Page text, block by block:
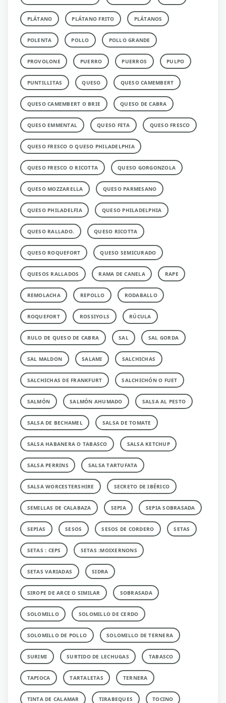
PLÁTANO PLÁTANO FRITO PLÁTANOS
POLENTA POLLO POLLO GRANDE
PROVOLONE PUERRO PUERROS PULPO
PUNTILLITAS QUESO QUESO CAMEMBERT
QUESO CAMEMBERT O BRIE QUESO DE CABRA
QUESO EMMENTAL QUESO FETA QUESO FRESCO
QUESO FRESCO O QUESO PHILADELPHIA
QUESO FRESCO O RICOTTA QUESO GORGONZOLA
QUESO MOZZARELLA QUESO PARMESANO
QUESO PHILADELFIA QUESO PHILADELPHIA
QUESO RALLADO. QUESO RICOTTA
QUESO ROQUEFORT QUESO SEMICURADO
QUESOS RALLADOS RAMA DE CANELA RAPE
REMOLACHA REPOLLO RODABALLO
ROQUEFORT ROSSIYOLS RÚCULA
RULO DE QUESO DE CABRA SAL SAL GORDA
SAL MALDON SALAMI SALCHICHAS
SALCHICHAS DE FRANKFURT SALCHICHÓN O FUET
SALMÓN SALMÓN AHUMADO SALSA AL PESTO
SALSA DE BECHAMEL SALSA DE TOMATE
SALSA HABANERA O TABASCO SALSA KETCHUP
SALSA PERRINS SALSA TARTUFATA
SALSA WORCESTERSHIRE SECRETO DE IBÉRICO
SEMILLAS DE CALABAZA SEPIA SEPIA SOBRASADA
SEPIAS SESOS SESOS DE CORDERO SETAS
SETAS : CEPS SETAS :MOIXERNONS
SETAS VARIADAS SIDRA
SIROPE DE ARCE O SIMILAR SOBRASADA
SOLOMILLO SOLOMILLO DE CERDO
SOLOMILLO DE POLLO SOLOMILLO DE TERNERA
SURIMI SURTIDO DE LECHUGAS TABASCO
TAPIOCA TARTALETAS TERNERA
TINTA DE CALAMAR TIRABEQUES TOCINO